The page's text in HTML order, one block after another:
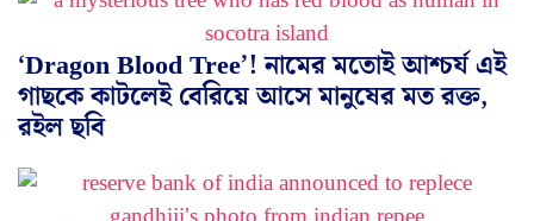
‘Dragon Blood Tree’! নামের মতোই আশ্চর্য এই
গাছকে কাটলেই বেরিয়ে আসে মানুষের মত রক্ত,
রইল ছবি